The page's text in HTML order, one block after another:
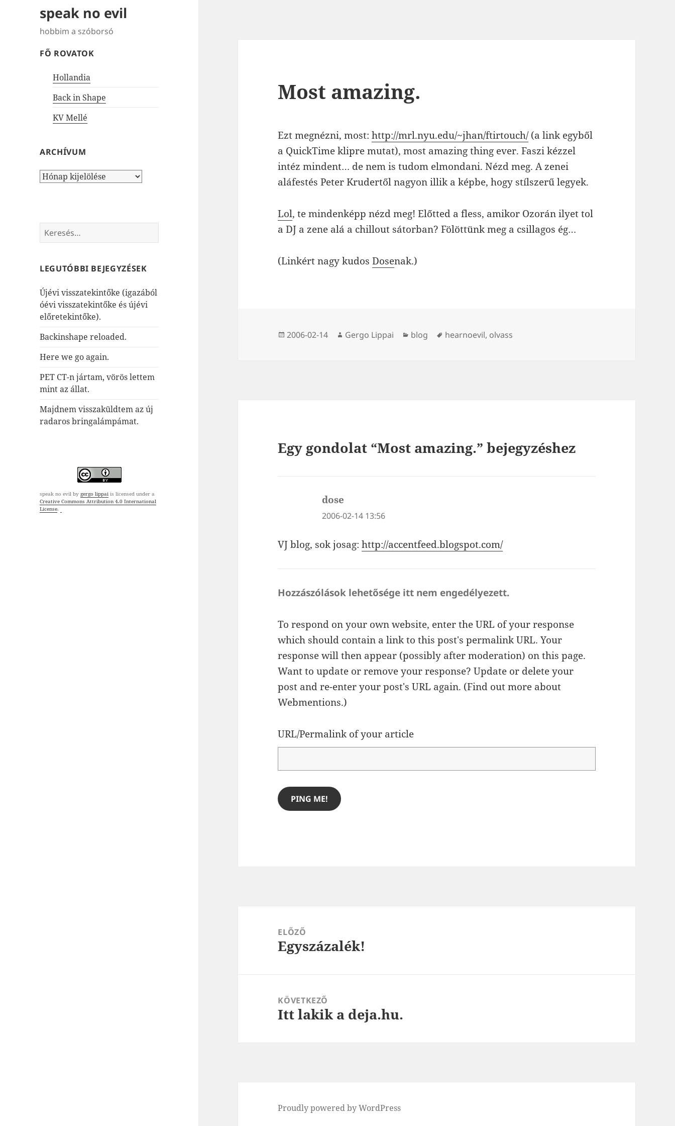
speak no evil
hobbim a szóborsó
FŐ ROVATOK
Hollandia
Back in Shape
KV Mellé
ARCHÍVUM
Archívum
Keresés:
LEGUTÓBBI BEJEGYZÉSEK
Újévi visszatekintőke (igazából
óévi visszatekintőke és újévi
előretekintőke).
Backinshape reloaded.
Here we go again.
PET CT-n jártam, vörös lettem
mint az állat.
Majdnem visszaküldtem az új
radaros bringalámpámat.
speak no evil bygergo lippai is licensed under a
Creative Commons Attribution 4.0 International
License.
Most amazing.
Ezt megnézni, most:http://mrl.nyu.edu/~jhan/ftirtouch/(a link egyből
a QuickTime klipre mutat), most amazing thing ever. Faszi kézzel
intéz mindent… de nem is tudom elmondani. Nézd meg. A zenei
aláfestés Peter Krudertől nagyon illik a képbe, hogy stílszerű legyek.
Lol, te mindenképp nézd meg! Előtted a fless, amikor Ozorán ilyet tol
a DJ a zene alá a chillout sátorban? Fölöttünk meg a csillagos ég…
(Linkért nagy kudosDosenak.)
Közzétéve
2006-02-14 Szerző
Gergo Lippai Kategória
blog Címke
hearnoevil, olvass
Egy gondolat “Most amazing.” bejegyzéshez
dose
2006-02-14 13:56
VJ blog, sok josag:http://accentfeed.blogspot.com/
Hozzászólások lehetősége itt nem engedélyezett.
To respond on your own website, enter the URL of your response
which should contain a link to this post's permalink URL. Your
response will then appear (possibly after moderation) on this page.
Want to update or remove your response? Update or delete your
post and re-enter your post's URL again. (Find out more about
Webmentions.)
URL/Permalink of your article
navigációELŐZŐ
Korábbi
Egyszázalék!
KÖVETKEZŐ
Következő
Itt lakik a deja.hu.
Proudly powered by WordPress